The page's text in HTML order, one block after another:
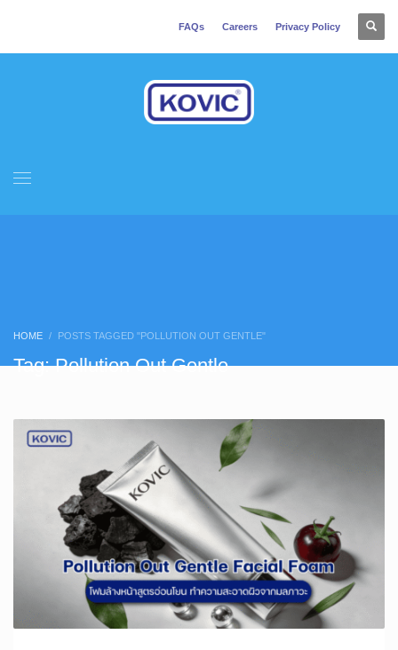
FAQs Careers Privacy Policy
HOME POSTS TAGGED "POLLUTION OUT GENTLE"
Tag: Pollution Out Gentle